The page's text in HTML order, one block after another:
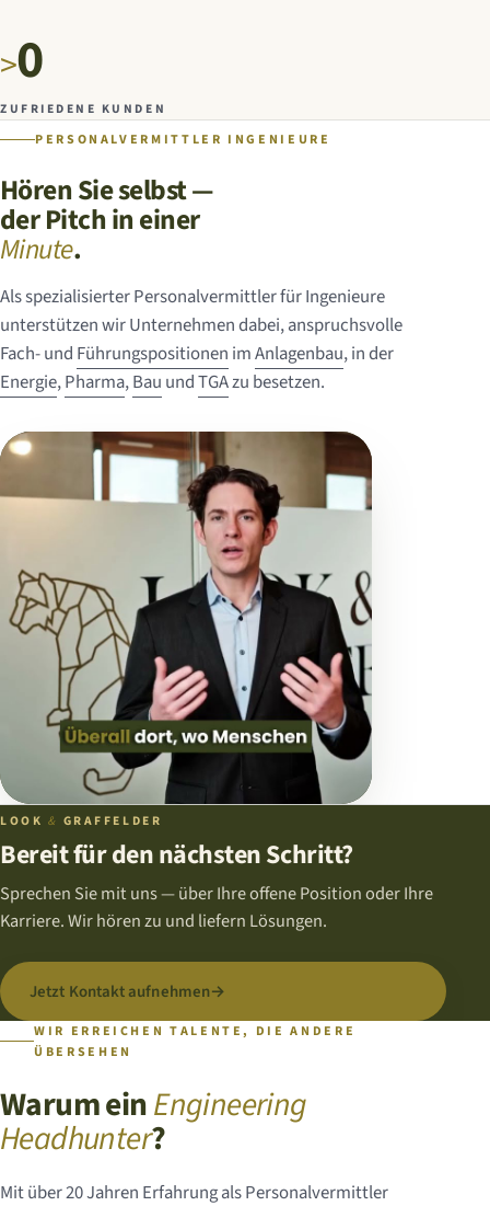
>0
ZUFRIEDENE KUNDEN
PERSONALVERMITTLER INGENIEURE
Hören Sie selbst —
der Pitch in einer
Minute.
Als spezialisierter Personalvermittler für Ingenieure
unterstützen wir Unternehmen dabei, anspruchsvolle
Fach- und Führungspositionen imAnlagenbau, in der
Energie,Pharma,Bau undTGAzu besetzen.
LOOK & GRAFFELDER
Bereit für den nächsten Schritt?
Sprechen Sie mit uns — über Ihre offene Position oder Ihre
Karriere. Wir hören zu und liefern Lösungen.
Jetzt Kontakt aufnehmen→
WIR ERREICHEN TALENTE, DIE ANDERE
ÜBERSEHEN
Warum einEngineering
Headhunter?
Mit über 20 Jahren Erfahrung als Personalvermittler